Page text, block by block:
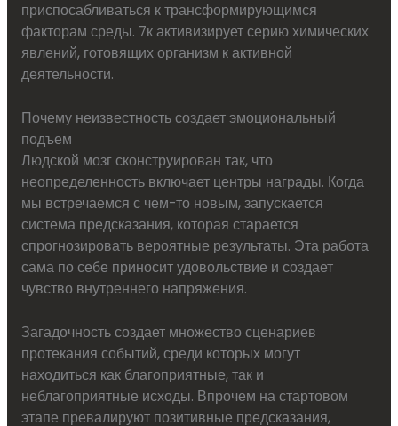
приспосабливаться к трансформирующимся
факторам среды. 7к активизирует серию химических
явлений, готовящих организм к активной
деятельности.
Почему неизвестность создает эмоциональный
подъем
Людской мозг сконструирован так, что
неопределенность включает центры награды. Когда
мы встречаемся с чем-то новым, запускается
система предсказания, которая старается
спрогнозировать вероятные результаты. Эта работа
сама по себе приносит удовольствие и создает
чувство внутреннего напряжения.
Загадочность создает множество сценариев
протекания событий, среди которых могут
находиться как благоприятные, так и
неблагоприятные исходы. Впрочем на стартовом
этапе превалируют позитивные предсказания,